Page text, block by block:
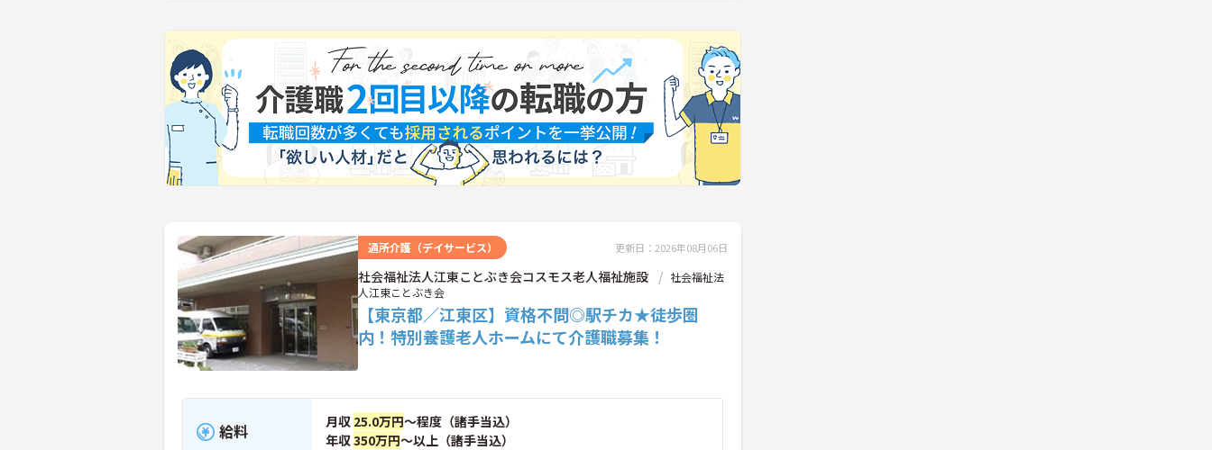
通所介護（デイサービス） 更新日：2026年08月06日
社会福祉法人江東ことぶき会コスモス老人福祉施設
社会福祉法
人江東ことぶき会
【東京都／江東区】資格不問◎駅チカ★徒歩圏
内！特別養護老人ホームにて介護職募集！
給料 月収 25.0万円～程度（諸手当込）
年収350万円～以上（諸手当込）